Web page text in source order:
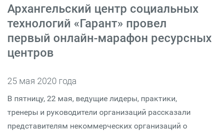
Архангельский центр социальных
технологий «Гарант» провел
первый онлайн-марафон ресурсных
центров
25 мая 2020 года
В пятницу, 22 мая, ведущие лидеры, практики,
тренеры и руководители организаций рассказали
представителям некоммерческих организаций о